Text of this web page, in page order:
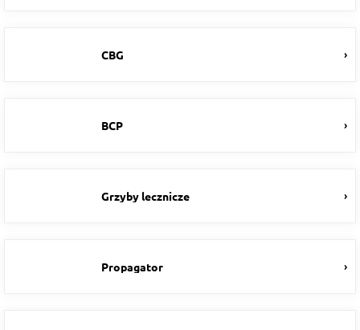
CBG
BCP
Grzyby lecznicze
Propagator